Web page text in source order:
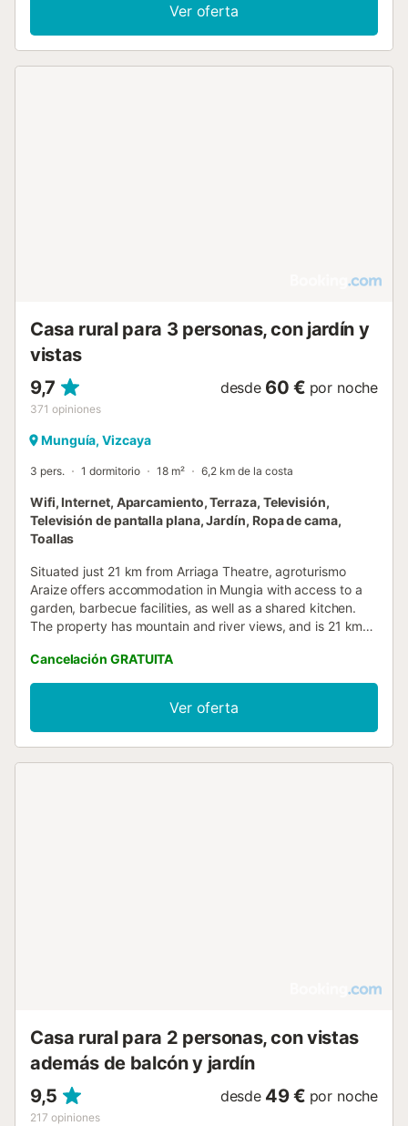
Ver oferta
Casa rural para 3 personas, con jardín y
vistas
9,7
371 opiniones
desde 60 € por noche
Munguía, Vizcaya
3 pers. 1 dormitorio 18 m² 6,2 km de la costa
Wifi, Internet, Aparcamiento, Terraza, Televisión,
Televisión de pantalla plana, Jardín, Ropa de cama,
Toallas
Situated just 21 km from Arriaga Theatre, agroturismo
Araize offers accommodation in Mungia with access to a
garden, barbecue facilities, as well as a shared kitchen.
The property has mountain and river views, and is 21 km
Cancelación GRATUITA
Ver oferta
Casa rural para 2 personas, con vistas
además de balcón y jardín
9,5
217 opiniones
desde 49 € por noche